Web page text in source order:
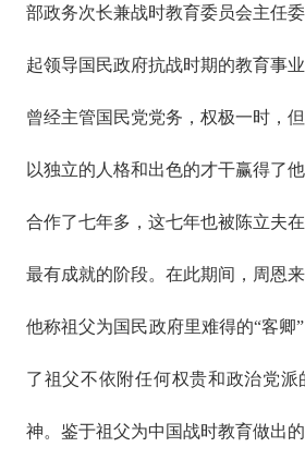
部政务次长兼战时教育委员会主任
起领导国民政府抗战时期的教育事
曾经主管国民党党务，权极一时，
以独立的人格和出色的才干赢得了
合作了七年多，这七年也被陈立夫
最有成就的阶段。在此期间，周恩
他称祖父为国民政府里难得的“客卿
了祖父不依附任何权贵和政治党
神。鉴于祖父为中国战时教育做出